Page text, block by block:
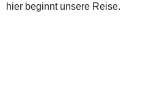
hier beginnt unsere Reise.